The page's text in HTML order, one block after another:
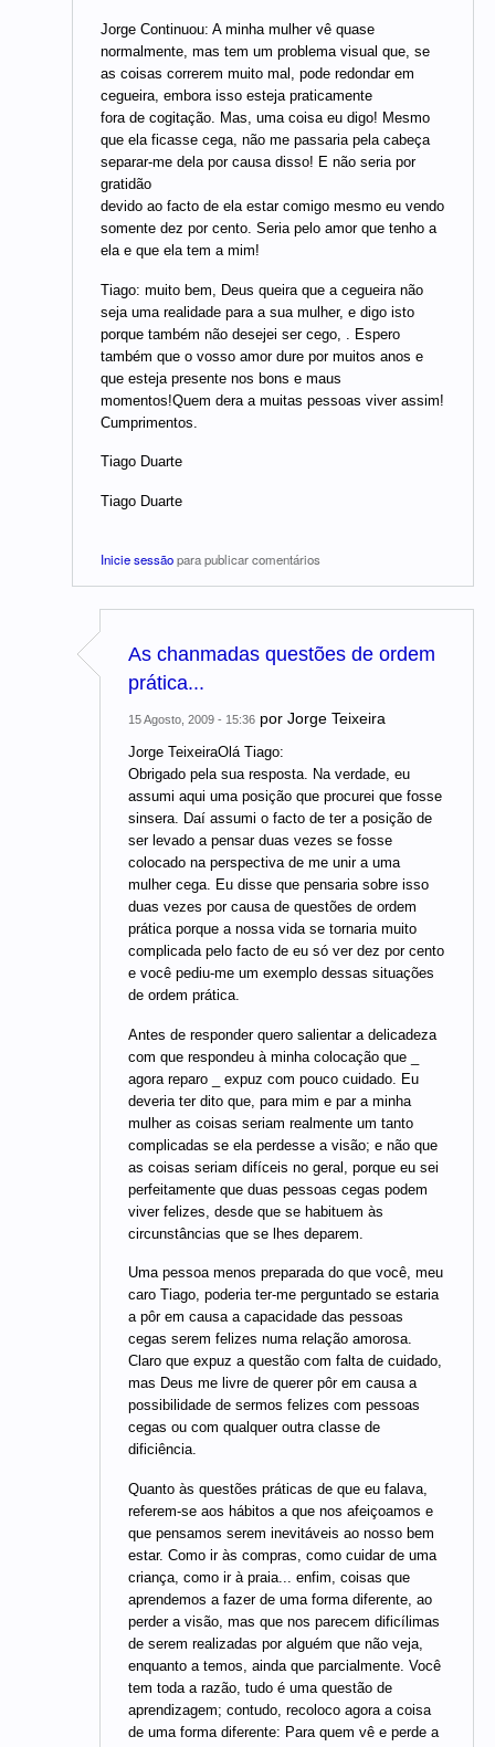
Jorge Continuou: A minha mulher vê quase
normalmente, mas tem um problema visual que, se
as coisas correrem muito mal, pode redondar em
cegueira, embora isso esteja praticamente
fora de cogitação. Mas, uma coisa eu digo! Mesmo
que ela ficasse cega, não me passaria pela cabeça
separar-me dela por causa disso! E não seria por
gratidão
devido ao facto de ela estar comigo mesmo eu vendo
somente dez por cento. Seria pelo amor que tenho a
ela e que ela tem a mim!
Tiago: muito bem, Deus queira que a cegueira não
seja uma realidade para a sua mulher, e digo isto
porque também não desejei ser cego, . Espero
também que o vosso amor dure por muitos anos e
que esteja presente nos bons e maus
momentos!Quem dera a muitas pessoas viver assim!
Cumprimentos.
Tiago Duarte
Tiago Duarte
Inicie sessãopara publicar comentários
As chanmadas questões de ordem
prática...
15 Agosto, 2009 - 15:36 por Jorge Teixeira
Jorge TeixeiraOlá Tiago:
Obrigado pela sua resposta. Na verdade, eu
assumi aqui uma posição que procurei que fosse
sinsera. Daí assumi o facto de ter a posição de
ser levado a pensar duas vezes se fosse
colocado na perspectiva de me unir a uma
mulher cega. Eu disse que pensaria sobre isso
duas vezes por causa de questões de ordem
prática porque a nossa vida se tornaria muito
complicada pelo facto de eu só ver dez por cento
e você pediu-me um exemplo dessas situações
de ordem prática.
Antes de responder quero salientar a delicadeza
com que respondeu à minha colocação que _
agora reparo _ expuz com pouco cuidado. Eu
deveria ter dito que, para mim e par a minha
mulher as coisas seriam realmente um tanto
complicadas se ela perdesse a visão; e não que
as coisas seriam difíceis no geral, porque eu sei
perfeitamente que duas pessoas cegas podem
viver felizes, desde que se habituem às
circunstâncias que se lhes deparem.
Uma pessoa menos preparada do que você, meu
caro Tiago, poderia ter-me perguntado se estaria
a pôr em causa a capacidade das pessoas
cegas serem felizes numa relação amorosa.
Claro que expuz a questão com falta de cuidado,
mas Deus me livre de querer pôr em causa a
possibilidade de sermos felizes com pessoas
cegas ou com qualquer outra classe de
dificiência.
Quanto às questões práticas de que eu falava,
referem-se aos hábitos a que nos afeiçoamos e
que pensamos serem inevitáveis ao nosso bem
estar. Como ir às compras, como cuidar de uma
criança, como ir à praia... enfim, coisas que
aprendemos a fazer de uma forma diferente, ao
perder a visão, mas que nos parecem dificílimas
de serem realizadas por alguém que não veja,
enquanto a temos, ainda que parcialmente. Você
tem toda a razão, tudo é uma questão de
aprendizagem; contudo, recoloco agora a coisa
de uma forma diferente: Para quem vê e perde a